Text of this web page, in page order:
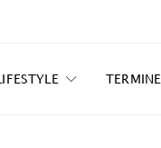
LIFESTYLE TERMINE